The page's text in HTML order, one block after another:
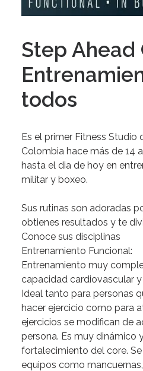
Step Ahead
todos
Es el primer Fitness Studio
Colombia hace más de 14
hasta el dia de hoy en
militar y boxeo.
Sus rutinas son adoradas
obtienes resultados y te
Conoce sus disciplinas
Entrenamiento Funcional:
Entrenamiento muy
capacidad cardiovascular
Ideal tanto para personas
hacer ejercicio como para
ejercicios se modifican de
persona. Es muy dinámico
fortalecimiento del core.
equipos como